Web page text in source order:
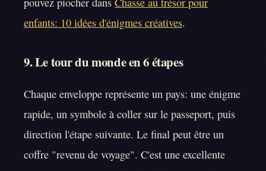
enfants: 10 idées d'énigmes créatives.
9. Le tour du monde en 6 étapes
Chaque enveloppe représente un pays: une énigme
rapide, un symbole à coller sur le passeport, puis
direction l'étape suivante. Le final peut être un
coffre "revenu de voyage". C'est une excellente